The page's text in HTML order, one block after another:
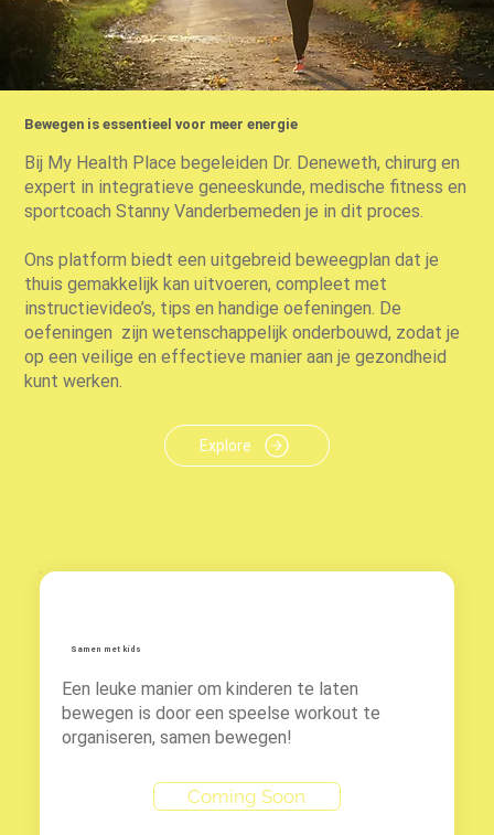
Bewegen is essentieel voor meer energie
Bij My Health Place begeleiden Dr. Deneweth, chirurg en
expert in integratieve geneeskunde, medische fitness en
sportcoach Stanny Vanderbemeden je in dit proces.
Ons platform biedt een uitgebreid beweegplan dat je
thuis gemakkelijk kan uitvoeren, compleet met
instructievideo’s, tips en handige oefeningen. De
oefeningen zijn wetenschappelijk onderbouwd, zodat je
op een veilige en effectieve manier aan je gezondheid
kunt werken.
Explore
Samen met kids
Een leuke manier om kinderen te laten
bewegen is door een speelse workout te
organiseren, samen bewegen!
Coming Soon